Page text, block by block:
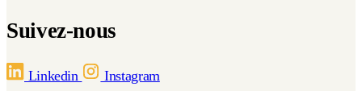
Suivez-nous
Linkedin Instagram